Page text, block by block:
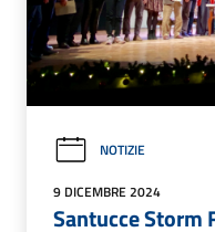
NOTIZIE
9 DICEMBRE 2024
Santucce Storm